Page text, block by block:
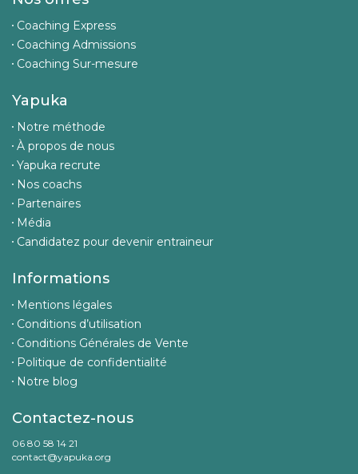
Coaching Express
Coaching Admissions
Coaching Sur-mesure
Yapuka
Notre méthode
À propos de nous
Yapuka recrute
Nos coachs
Partenaires
Média
Candidatez pour devenir entraineur
Informations
Mentions légales
Conditions d’utilisation
Conditions Générales de Vente
Politique de confidentialité
Notre blog
Contactez-nous
06 80 58 14 21
contact@yapuka.org